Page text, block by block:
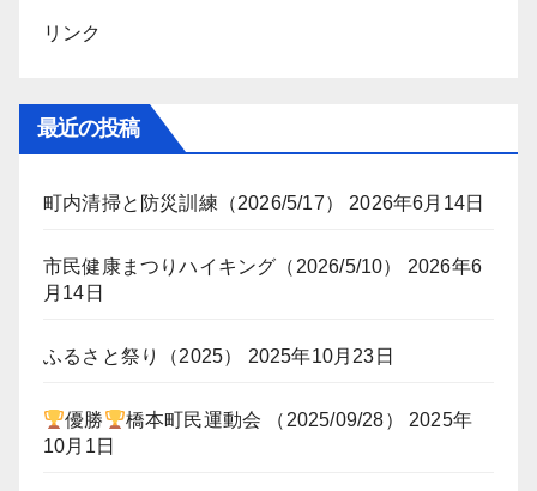
リンク
最近の投稿
町内清掃と防災訓練（2026/5/17） 2026年6月14日
市民健康まつりハイキング（2026/5/10）
2026年6
月14日
ふるさと祭り（2025） 2025年10月23日
優勝 橋本町民運動会 （2025/09/28）
2025年
10月1日